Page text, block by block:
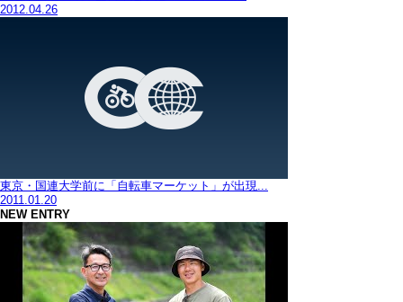
2012.04.26
東京・国連大学前に「自転車マーケット」が出現...
2011.01.20
NEW ENTRY